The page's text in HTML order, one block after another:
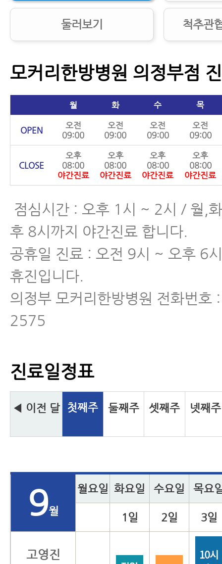
둘러보기 척추관
모커리한방병원 의정부점
월 화 수 목
OPEN
오전
09:00
오전
09:00
오전
09:00
오전
09:00
CLOSE
오후
08:00
야간진료
오후
08:00
야간진료
오후
08:00
야간진료
오후
08:00
야간진료
점심시간 : 오후 1시 ~ 2시 / 월,
후 8시까지 야간진료 합니다.
공휴일 진료 : 오전 9시 ~ 오후 6
휴진입니다.
의정부 모커리한방병원 전화번
2575
진료일정표
◀ 이전 달 첫째주 둘째주 셋째주 넷째주
9월
월요일 화요일 수요일 목요
1일 2일 3일
고영진